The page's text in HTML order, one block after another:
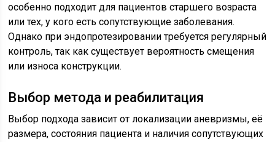
особенно подходит для пациентов старшего возраста
или тех, у кого есть сопутствующие заболевания.
Однако при эндопротезировании требуется регулярный
контроль, так как существует вероятность смещения
или износа конструкции.
Выбор метода и реабилитация
Выбор подхода зависит от локализации аневризмы, её
размера, состояния пациента и наличия сопутствующих